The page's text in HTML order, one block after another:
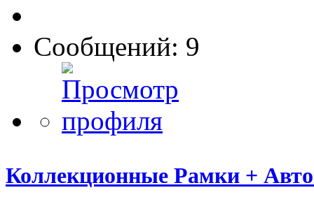
Сообщений: 9
Коллекционные Рамки +